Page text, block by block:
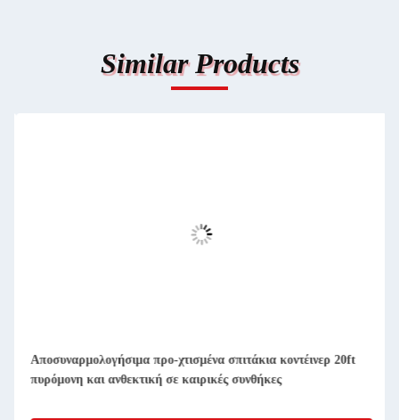
Similar Products
Οικίες με συμπαγές αποσυναρμολογητέο προετοιμασμένο
δοχείο